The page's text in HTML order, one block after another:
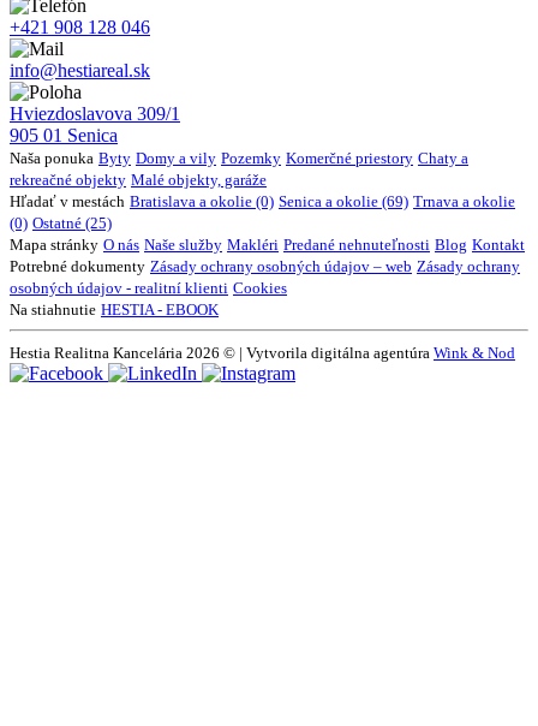
+421 908 128 046
info@hestiareal.sk
Hviezdoslavova 309/1
905 01 Senica
Naša ponuka Byty Domy a vily Pozemky Komerčné priestory Chaty a
rekreačné objekty Malé objekty, garáže
Hľadať v mestách Bratislava a okolie (0) Senica a okolie (69) Trnava a okolie
(0) Ostatné (25)
Mapa stránky O nás Naše služby Makléri Predané nehnuteľnosti Blog Kontakt
Potrebné dokumenty Zásady ochrany osobných údajov – web Zásady ochrany
osobných údajov - realitní klienti Cookies
Na stiahnutie HESTIA - EBOOK
Hestia Realitna Kancelária 2026 © | Vytvorila digitálna agentúra Wink & Nod